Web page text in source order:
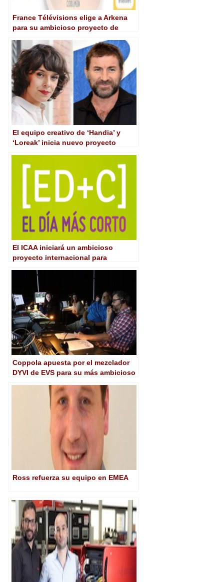
France Télévisions elige a Arkena
para su ambicioso proyecto de
El equipo creativo de ‘Handia’ y
‘Loreak’ inicia nuevo proyecto
El ICAA iniciará un ambicioso
proyecto internacional para
Coppola apuesta por el mezclador
DYVI de EVS para su más ambicioso
Ross refuerza su equipo en EMEA